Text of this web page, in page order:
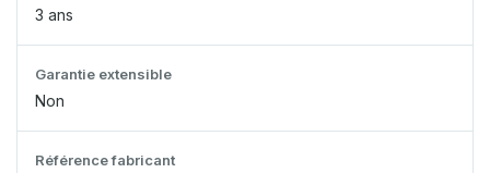
3 ans
Garantie extensible
Non
Référence fabricant